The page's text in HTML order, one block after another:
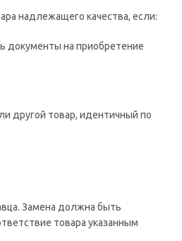
надлежащего качества, если:
документы на приобретение
другой товар, идентичный по
Замена должна быть
товара указанным